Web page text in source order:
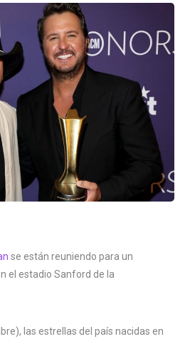
se están reuniendo para un
el estadio Sanford de la
las estrellas del país nacidas en